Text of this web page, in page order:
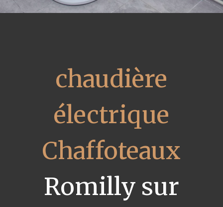
chaudière
électrique
Chaffoteaux
Romilly sur